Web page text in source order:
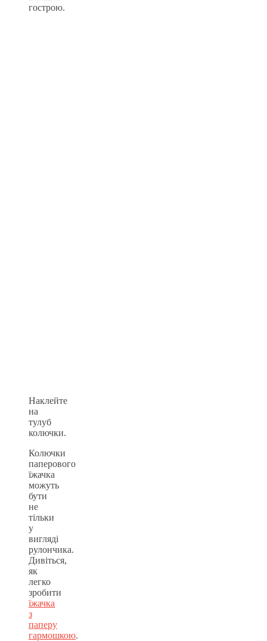
гострою.
Наклейте
на
тулуб
колючки.
Колючки
паперового
їжачка
можуть
бути
не
тільки
у
вигляді
рулончика.
Дивіться,
як
легко
зробити
їжачка
з
паперу
гармошкою.